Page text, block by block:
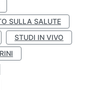
SULLA SALUTE
STUDI IN VIVO